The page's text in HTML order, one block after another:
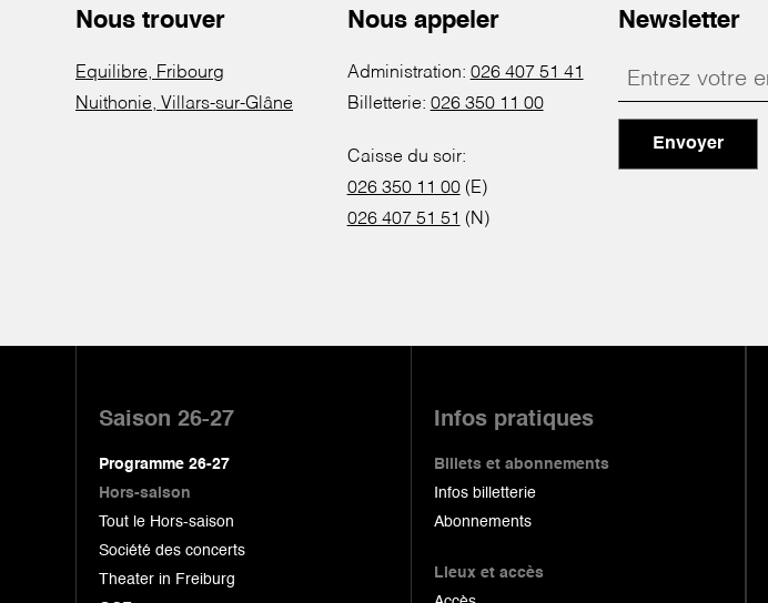
Nous trouver
Equilibre, Fribourg
Nuithonie, Villars-sur-Glâne
Nous appeler
Administration: 026 407 51 41
Billetterie: 026 350 11 00
Caisse du soir:
026 350 11 00(E)
026 407 51 51 (N)
Newsletter
Envoyer
Saison 26-27
Programme 26-27
Hors-saison
Tout le Hors-saison
Société des concerts
Theater in Freiburg
Infos pratiques
Billets et abonnements
Infos billetterie
Abonnements
Lieux et accès